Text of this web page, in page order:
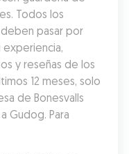
Todos los
pasar por
experiencia,
y reseñas de los
12 meses, solo
de Bonesvalls
Gudog. Para